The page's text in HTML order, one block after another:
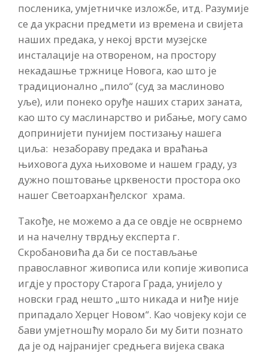
посленика, умјетничке изложбе, итд. Разумије
се да украсни предмети из времена и свијета
наших предака, у некој врсти музејске
инсталације на отвореном, на простору
некадашње тржнице Новога, као што је
традиционално „пило“ (суд за маслиново
уље), или понеко оруђе наших старих заната,
као што су маслинарство и рибање, могу само
допринијети пунијем постизању нашега
циља: незабораву предака и враћања
њиховога духа њиховоме и нашем граду, уз
дужно поштовање црквености простора око
нашег Светоарханђелског храма.
Такође, не можемо а да се овдје не осврнемо
и на начелну тврдњу експерта г.
Скробановића да би се постављање
православног живописа или копије живописа
игдје у простору Старога Града, унијело у
новски град нешто „што никада и ниђе није
припадало Херцег Новом“. Као човјеку који се
бави умјетношћу морало би му бити познато
да је од најранијег средњега вијека свака